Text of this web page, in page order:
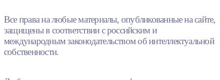
Все права на любые материалы, опубликованные на сайте,
защищены в соответствии с российским и
международным законодательством об интеллектуальной
собственности.